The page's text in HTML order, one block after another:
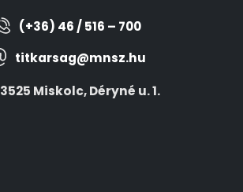
(+36) 46 / 516 – 700
titkarsag@mnsz.hu
3525 Miskolc, Déryné u. 1.